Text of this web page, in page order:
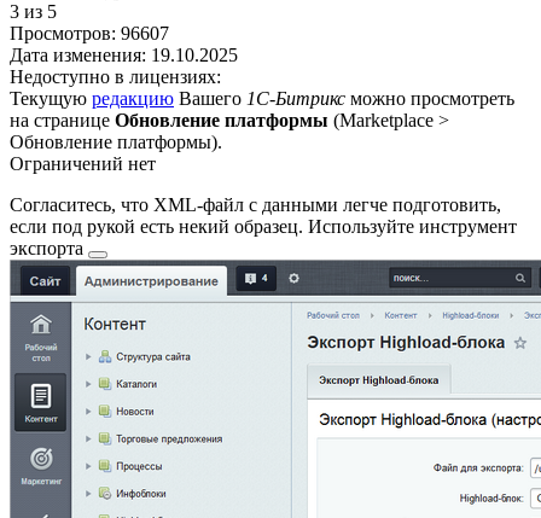
3 из 5
Просмотров: 96607
Дата изменения: 19.10.2025
Недоступно в лицензиях:
Текущую редакцию Вашего 1С-Битрикс можно просмотреть
на странице Обновление платформы (Marketplace >
Обновление платформы).
Ограничений нет
Согласитесь, что XML-файл с данными легче подготовить,
если под рукой есть некий образец. Используйте инструмент
экспорта